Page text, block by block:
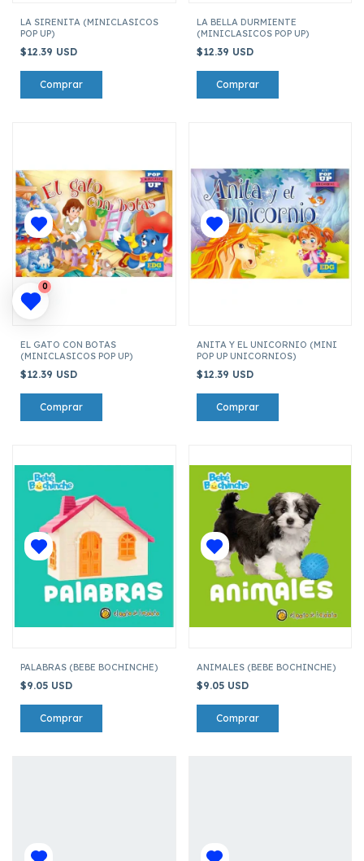
LA SIRENITA (MINICLASICOS
POP UP)
$12.39 USD
LA BELLA DURMIENTE
(MINICLASICOS POP UP)
$12.39 USD
EL GATO CON BOTAS
(MINICLASICOS POP UP)
$12.39 USD
ANITA Y EL UNICORNIO (MINI
POP UP UNICORNIOS)
$12.39 USD
PALABRAS (BEBE BOCHINCHE)
$9.05 USD
ANIMALES (BEBE BOCHINCHE)
$9.05 USD
0